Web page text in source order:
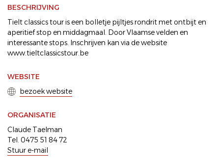
BESCHRIJVING
Tielt classics tour is een bolletje pijltjes rondrit met ontbijt en
aperitief stop en middagmaal. Door Vlaamse velden en
interessante stops. Inschrijven kan via de website
www.tieltclassicstour.be
WEBSITE
bezoek website
ORGANISATIE
Claude Taelman
Tel. 0475 51 84 72
Stuur e-mail